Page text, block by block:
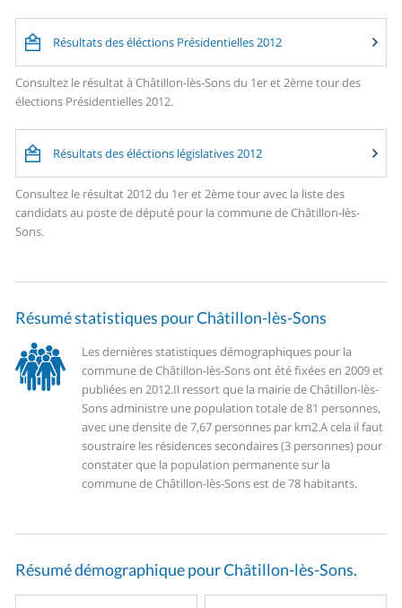
Résultats des éléctions Présidentielles 2012
Consultez le résultat à Châtillon-lès-Sons du 1er et 2ème tour des
élections Présidentielles 2012.
Résultats des éléctions législatives 2012
Consultez le résultat 2012 du 1er et 2ème tour avec la liste des
candidats au poste de député pour la commune de Châtillon-lès-
Sons.
Résumé statistiques pour Châtillon-lès-Sons
Les dernières statistiques démographiques pour la
commune de Châtillon-lès-Sons ont été fixées en 2009 et
publiées en 2012.Il ressort que la mairie de Châtillon-lès-
Sons administre une population totale de 81 personnes,
avec une densite de 7,67 personnes par km2.A cela il faut
soustraire les résidences secondaires (3 personnes) pour
constater que la population permanente sur la
commune de Châtillon-lès-Sons est de 78 habitants.
Résumé démographique pour Châtillon-lès-Sons.